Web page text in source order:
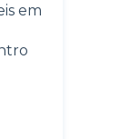
em